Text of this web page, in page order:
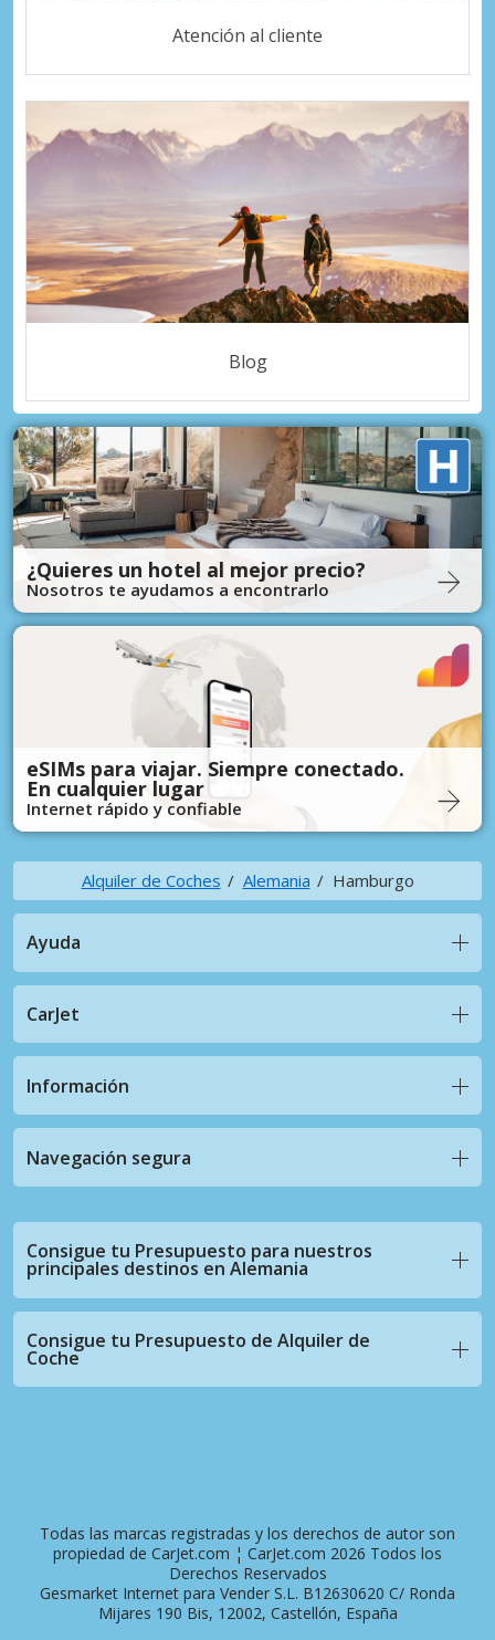
Atención al cliente
Blog
¿Quieres un hotel al mejor precio?
Nosotros te ayudamos a encontrarlo
eSIMs para viajar. Siempre conectado.
En cualquier lugar
Internet rápido y confiable
Alquiler de Coches Alemania Hamburgo
Ayuda
CarJet
Información
Navegación segura
Consigue tu Presupuesto para nuestros
principales destinos en Alemania
Consigue tu Presupuesto de Alquiler de
Coche
Todas las marcas registradas y los derechos de autor son
propiedad de CarJet.com ¦ CarJet.com 2026 Todos los
Derechos Reservados
Gesmarket Internet para Vender S.L. B12630620 C/ Ronda
Mijares 190 Bis, 12002, Castellón, España